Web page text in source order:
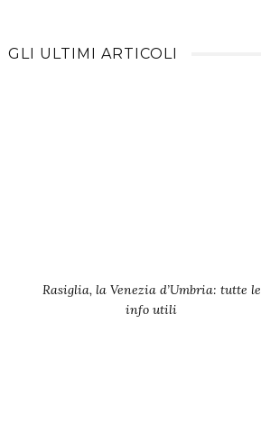
GLI ULTIMI ARTICOLI
Rasiglia, la Venezia d’Umbria: tutte le
info utili